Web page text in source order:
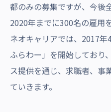
都のみの募集ですが、今後
2020年までに300名の雇用
ネオキャリアでは、2017
ふらわー」を開始しており
ス提供を通じ、求職者、事
ていきます。